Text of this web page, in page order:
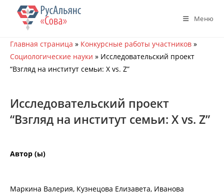
Перейти
содержимому
Меню
Главная страница » Конкурсные работы участников »
Социологические науки » Исследовательский проект
“Взгляд на институт семьи: X vs. Z”
Исследовательский проект
“Взгляд на институт семьи: X vs. Z”
Автор (ы)
Маркина Валерия, Кузнецова Елизавета, Иванова